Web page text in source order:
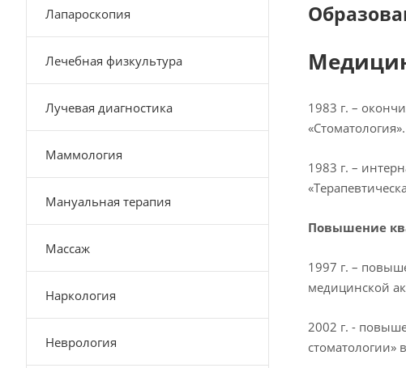
1983 г. –
«Стоматология».
1983 г. –
Повышение
1997 г. –
медицинской
2002 г. -
стоматологии»
Лапароскопия
Лечебная физкультура
Лучевая диагностика
Маммология
Мануальная терапия
Массаж
Наркология
Неврология